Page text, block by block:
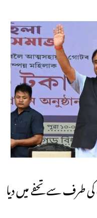
سے تحفے میں دیا